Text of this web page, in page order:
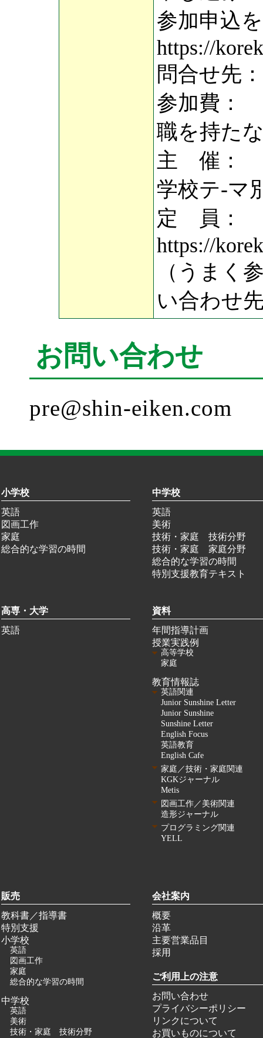
参加申込
https://
問合せ先
参加費：
職を持た
主 催：
学校テ-マ
定 員：
https://
（うまく
い合わせ
お問い合わせ
pre@shin-eiken.com
小学校
英語
図画工作
家庭
総合的な学習の時間
中学校
英語
美術
技術・家庭 技術分野
技術・家庭 家庭分野
総合的な学習の時間
特別支援教育テキスト
高専・大学
英語
資料
年間指導計画
授業実践例
高等学校
家庭
教育情報誌
英語関連
Junior Sunshine Letter
Junior Sunshine
Sunshine Letter
English Focus
英語教育
English Cafe
家庭／技術・家庭関連
KGKジャーナル
Metis
図画工作／美術関連
造形ジャーナル
プログラミング関連
YELL
販売
教科書／指導書
特別支援
小学校
英語
図画工作
家庭
総合的な学習の時間
中学校
英語
美術
技術・家庭 技術分野
会社案内
概要
沿革
主要営業品目
採用
ご利用上の注意
お問い合わせ
プライバシーポリシー
リンクについて
お買いものについて